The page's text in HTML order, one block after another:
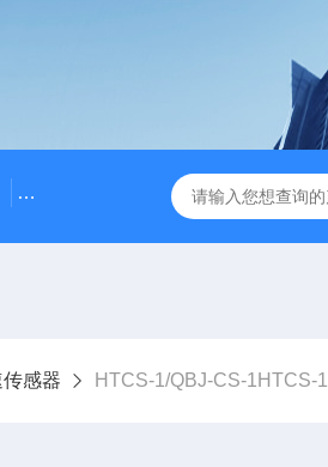
NE3100电涡流位移传感器 三
感器 HTCS-1/QBJ-CS-1HTCS-